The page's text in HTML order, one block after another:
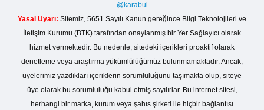
@karabul
Yasal Uyarı: Sitemiz, 5651 Sayılı Kanun gereğince Bilgi Teknolojileri ve
İletişim Kurumu (BTK) tarafından onaylanmış bir Yer Sağlayıcı olarak
hizmet vermektedir. Bu nedenle, sitedeki içerikleri proaktif olarak
denetleme veya araştırma yükümlülüğümüz bulunmamaktadır. Ancak,
üyelerimiz yazdıkları içeriklerin sorumluluğunu taşımakta olup, siteye
üye olarak bu sorumluluğu kabul etmiş sayılırlar. Bu internet sitesi,
herhangi bir marka, kurum veya şahıs şirketi ile hiçbir bağlantısı